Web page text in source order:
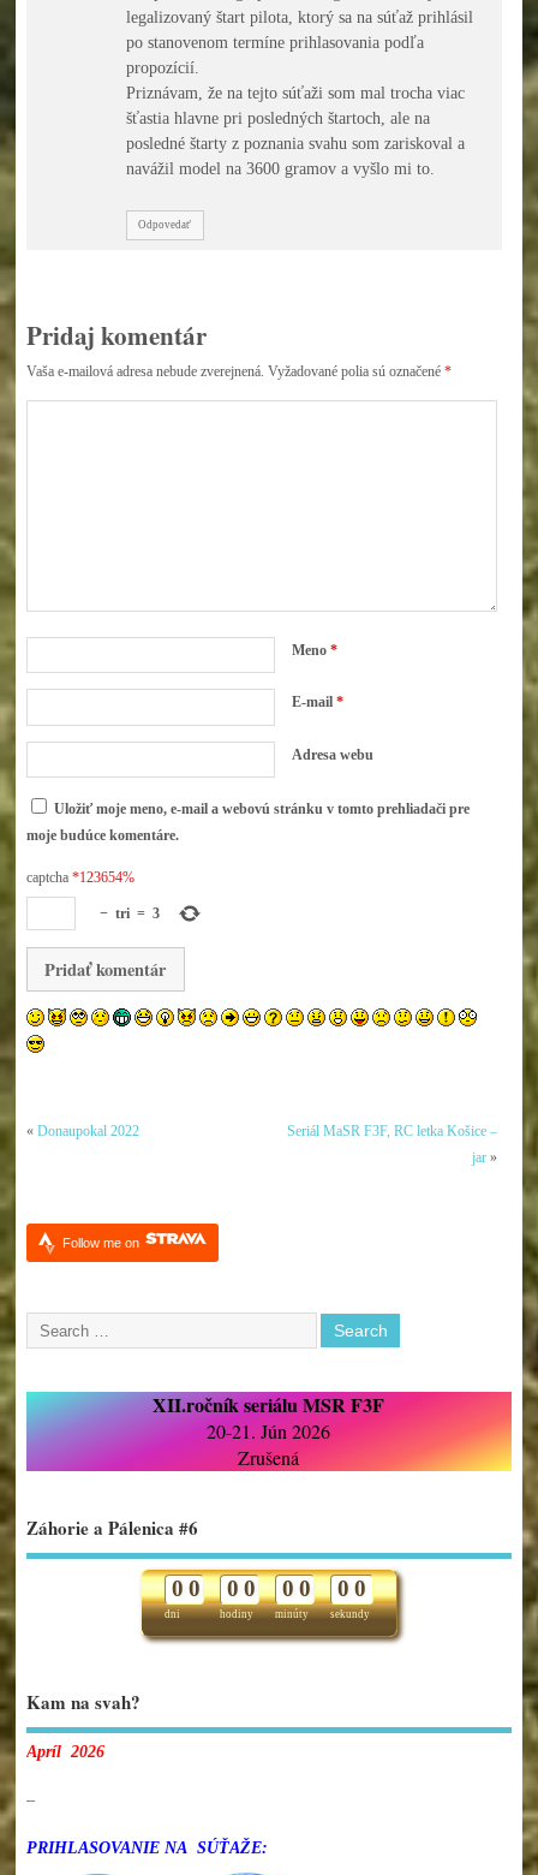
legalizovaný štart pilota, ktorý sa na súťaž prihlásil
po stanovenom termíne prihlasovania podľa
propozícií.
Priznávam, že na tejto súťaži som mal trocha viac
šťastia hlavne pri posledných štartoch, ale na
posledné štarty z poznania svahu som zariskoval a
navážil model na 3600 gramov a vyšlo mi to.
Odpovedať
Pridaj komentár
Vaša e-mailová adresa nebude zverejnená. Vyžadované polia sú označené *
Meno *
E-mail *
Adresa webu
Uložiť moje meno, e-mail a webovú stránku v tomto prehliadači pre
moje budúce komentáre.
captcha*123654%
− tri = 3
« Donaupokal 2022
Seriál MaSR F3F, RC letka Košice –
jar»
Follow me on
XII.ročník seriálu MSR F3F
20-21. Jún 2026
Zrušená
Záhorie a Pálenica #6
dni
0 0
hodiny
0 0
minúty
0 0
sekundy
0 0
Kam na svah?
Apríl 2026
–
PRIHLASOVANIE NA SÚŤAŽE: